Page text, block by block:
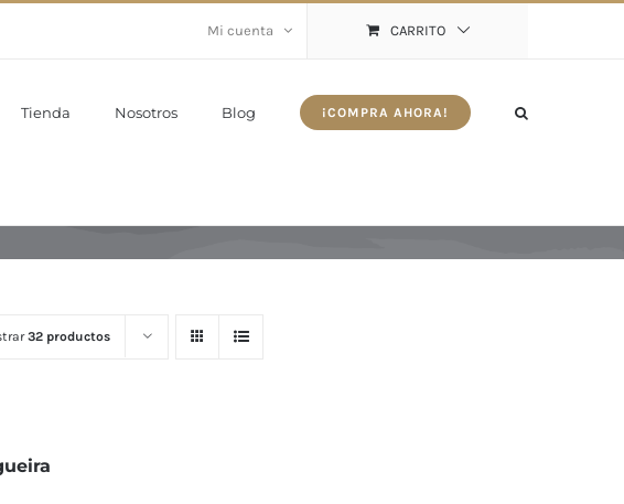
Mi cuenta CARRITO
Tienda Nosotros Blog ¡COMPRA AHORA!
32 productos